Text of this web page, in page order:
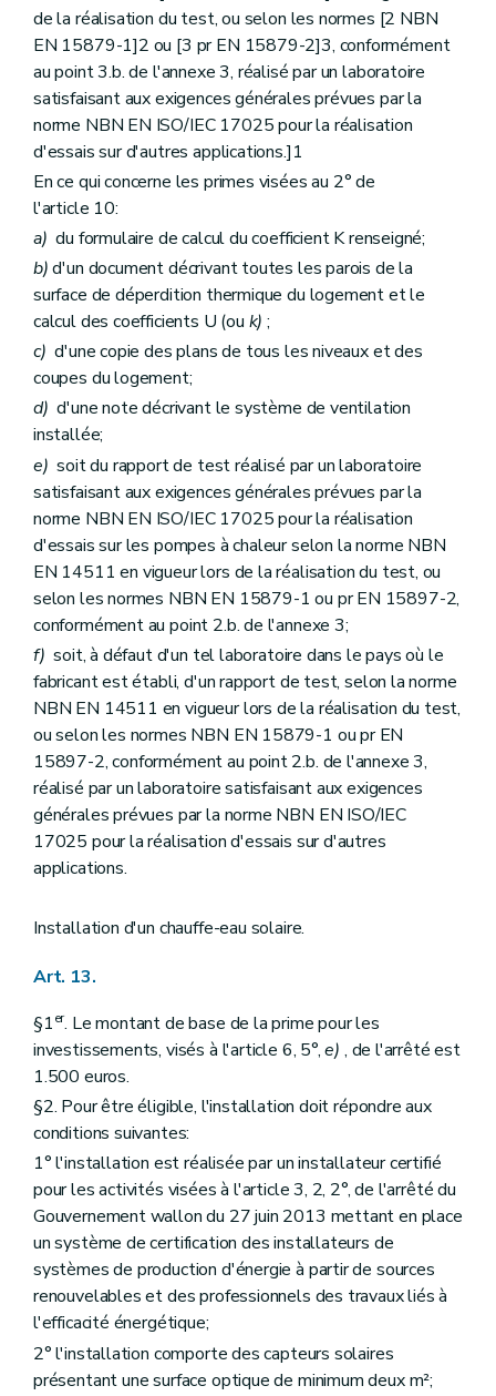
de la réalisation du test, ou selon les normes [2 NBN
EN 15879-1]2 ou [3 pr EN 15879-2]3, conformément
au point 3.b. de l'annexe 3, réalisé par un laboratoire
satisfaisant aux exigences générales prévues par la
norme NBN EN ISO/IEC 17025 pour la réalisation
d'essais sur d'autres applications.]1
En ce qui concerne les primes visées au 2° de
l'article 10:
a) du formulaire de calcul du coefficient K renseigné;
b)d'un document décrivant toutes les parois de la
surface de déperdition thermique du logement et le
calcul des coefficients U (ou k) ;
c) d'une copie des plans de tous les niveaux et des
coupes du logement;
d) d'une note décrivant le système de ventilation
installée;
e) soit du rapport de test réalisé par un laboratoire
satisfaisant aux exigences générales prévues par la
norme NBN EN ISO/IEC 17025 pour la réalisation
d'essais sur les pompes à chaleur selon la norme NBN
EN 14511 en vigueur lors de la réalisation du test, ou
selon les normes NBN EN 15879-1 ou pr EN 15897-2,
conformément au point 2.b. de l'annexe 3;
f) soit, à défaut d'un tel laboratoire dans le pays où le
fabricant est établi, d'un rapport de test, selon la norme
NBN EN 14511 en vigueur lors de la réalisation du test,
ou selon les normes NBN EN 15879-1 ou pr EN
15897-2, conformément au point 2.b. de l'annexe 3,
réalisé par un laboratoire satisfaisant aux exigences
générales prévues par la norme NBN EN ISO/IEC
17025 pour la réalisation d'essais sur d'autres
applications.
Installation d'un chauffe-eau solaire.
Art. 13.
§1er. Le montant de base de la prime pour les
investissements, visés à l'article 6, 5°,e) , de l'arrêté est
1.500 euros.
§2. Pour être éligible, l'installation doit répondre aux
conditions suivantes:
1° l'installation est réalisée par un installateur certifié
pour les activités visées à l'article 3, 2, 2°, de l'arrêté du
Gouvernement wallon du 27 juin 2013 mettant en place
un système de certification des installateurs de
systèmes de production d'énergie à partir de sources
renouvelables et des professionnels des travaux liés à
l'efficacité énergétique;
2° l'installation comporte des capteurs solaires
présentant une surface optique de minimum deux m²;